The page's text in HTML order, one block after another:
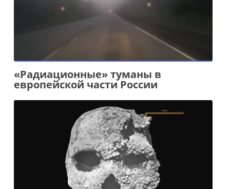
«Радиационные» туманы в
европейской части России